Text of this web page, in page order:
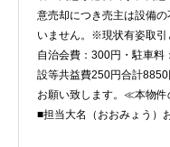
意売却につき売主は設備
いません。※現状有姿取
自治会費：300円・駐車
設等共益費250円合計
お願い致します。≪本物件
■担当大名（おおみょう）